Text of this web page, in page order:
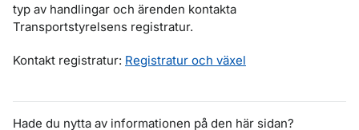
typ av handlingar och ärenden kontakta
Transportstyrelsens registratur.
Kontakt registratur: Registratur och växel
Hade du nytta av informationen på den här sidan?